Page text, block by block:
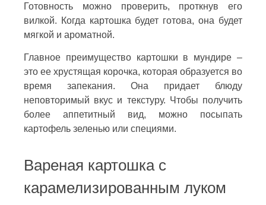
Готовность можно проверить, проткнув его
вилкой. Когда картошка будет готова, она будет
мягкой и ароматной.
Главное преимущество картошки в мундире –
это ее хрустящая корочка, которая образуется во
время запекания. Она придает блюду
неповторимый вкус и текстуру. Чтобы получить
более аппетитный вид, можно посыпать
картофель зеленью или специями.
Вареная картошка с
карамелизированным луком